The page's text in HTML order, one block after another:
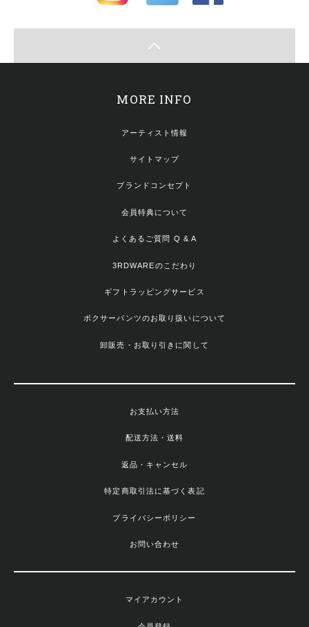
MORE INFO
アーティスト情報
サイトマップ
ブランドコンセプト
会員特典について
よくあるご質問 Q & A
3RDWAREのこだわり
ギフトラッピングサービス
ボクサーパンツのお取り扱いについて
卸販売・お取り引きに関して
お支払い方法
配送方法・送料
返品・キャンセル
特定商取引法に基づく表記
プライバシーポリシー
お問い合わせ
マイアカウント